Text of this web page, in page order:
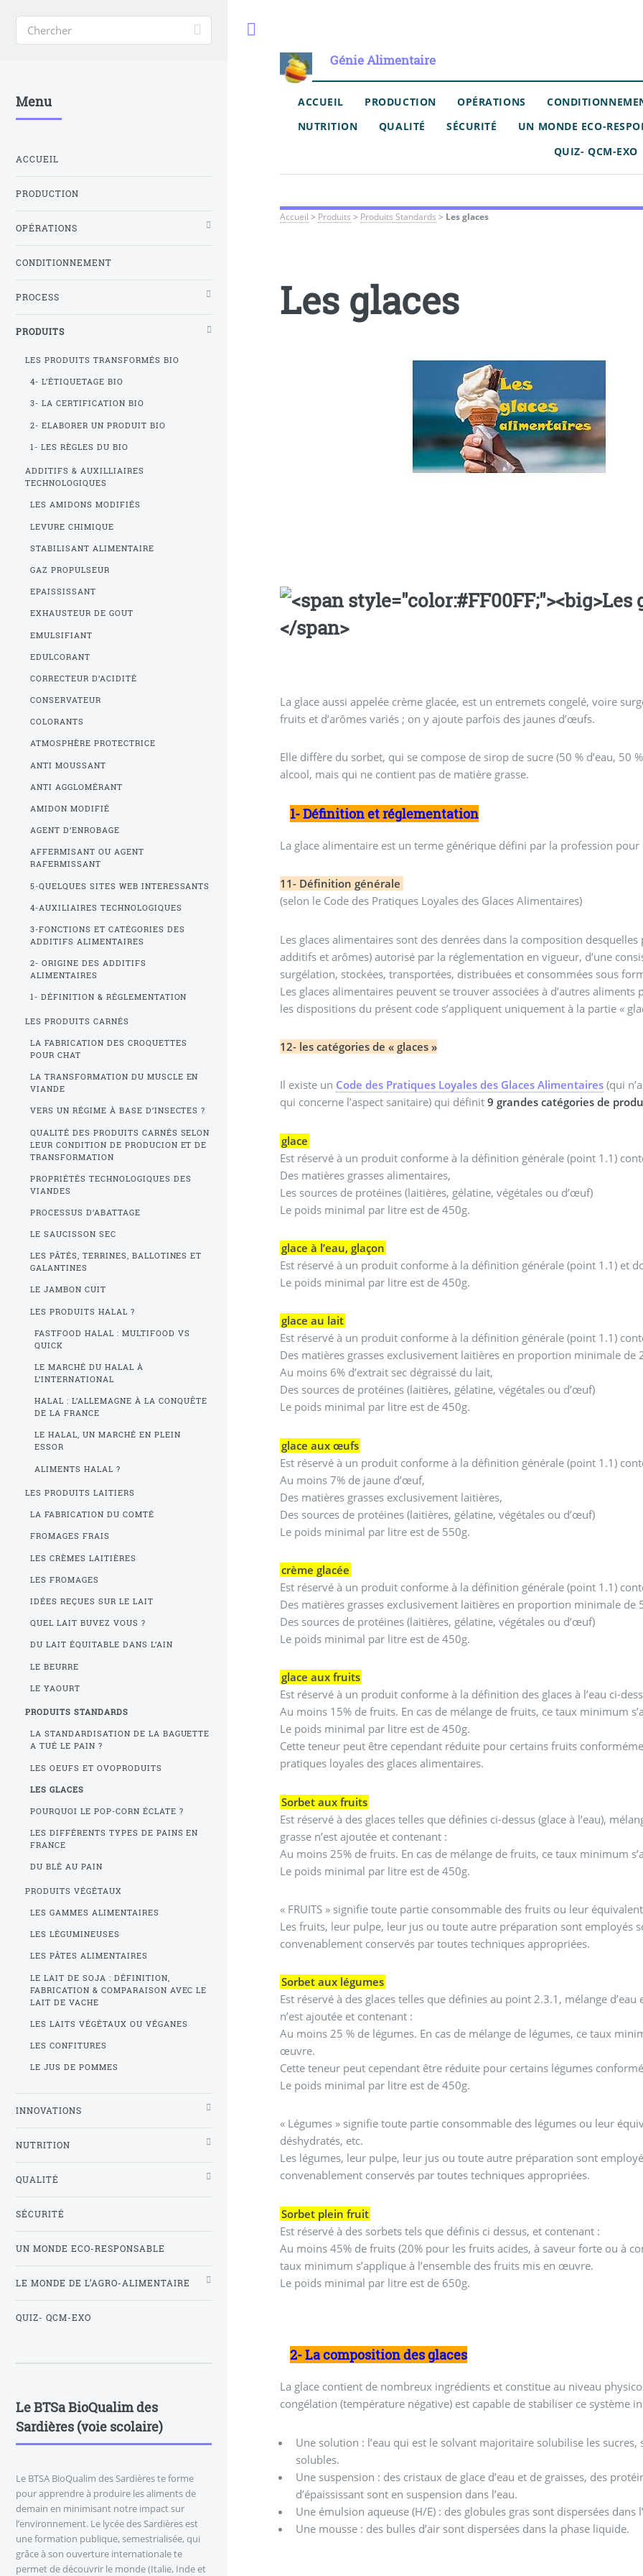
Génie Alimentaire
ACCUEIL PRODUCTION OPÉRATIONS
NUTRITION
QUALITÉ SÉCURITÉ UN MONDE ECO-
QUIZ- QCM-EXO
Accueil > Produits > Produits Standards > Les glaces
Les glaces
La glace aussi appelée crème glacée, est un entremets congelé, voire surgelé,
fruits et d’arômes variés ; on y ajoute parfois des jaunes d’œufs.
Elle diffère du sorbet, qui se compose de sirop de sucre (50 % d’eau, 50
alcool, mais qui ne contient pas de matière grasse.
1- Définition et réglementation
La glace alimentaire est un terme générique défini par la profession pour
11- Définition générale
(selon le Code des Pratiques Loyales des Glaces Alimentaires)
Les glaces alimentaires sont des denrées dans la composition
additifs et arômes) autorisé par la réglementation en vigueur, d’une
surgélation, stockées, transportées, distribuées et consommées sous
Les glaces alimentaires peuvent se trouver associées à d’autres
les dispositions du présent code s’appliquent uniquement à la partie «
12- les catégories de « glaces »
Il existe un Code des Pratiques Loyales des Glaces Alimentaires (qui
qui concerne l’aspect sanitaire) qui définit9 grandes catégories de
glace
Est réservé à un produit conforme à la définition générale (point 1.1)
Des matières grasses alimentaires,
Les sources de protéines (laitières, gélatine, végétales ou d’œuf)
Le poids minimal par litre est de 450g.
glace à l’eau, glaçon
Est réservé à un produit conforme à la définition générale (point 1.1) et
Le poids minimal par litre est de 450g.
glace au lait
Est réservé à un produit conforme à la définition générale (point 1.1)
Des matières grasses exclusivement laitières en proportion minimale de
Au moins 6% d’extrait sec dégraissé du lait,
Des sources de protéines (laitières, gélatine, végétales ou d’œuf)
Le poids minimal par litre est de 450g.
glace aux œufs
Est réservé à un produit conforme à la définition générale (point 1.1)
Au moins 7% de jaune d’œuf,
Des matières grasses exclusivement laitières,
Des sources de protéines (laitières, gélatine, végétales ou d’œuf)
Le poids minimal par litre est de 550g.
crème glacée
Est réservé à un produit conforme à la définition générale (point 1.1)
Des matières grasses exclusivement laitières en proportion minimale de
Des sources de protéines (laitières, gélatine, végétales ou d’œuf)
Le poids minimal par litre est de 450g.
glace aux fruits
Est réservé à un produit conforme à la définition des glaces à l’eau ci-
Au moins 15% de fruits. En cas de mélange de fruits, ce taux minimum
Le poids minimal par litre est de 450g.
Cette teneur peut être cependant réduite pour certains fruits
pratiques loyales des glaces alimentaires.
Sorbet aux fruits
Est réservé à des glaces telles que définies ci-dessus (glace à l’eau),
grasse n’est ajoutée et contenant :
Au moins 25% de fruits. En cas de mélange de fruits, ce taux minimum
Le poids minimal par litre est de 450g.
« FRUITS » signifie toute partie consommable des fruits ou leur
Les fruits, leur pulpe, leur jus ou toute autre préparation sont employés
convenablement conservés par toutes techniques appropriées.
Sorbet aux légumes
Est réservé à des glaces telles que définies au point 2.3.1, mélange
n’est ajoutée et contenant :
Au moins 25 % de légumes. En cas de mélange de légumes, ce taux
œuvre.
Cette teneur peut cependant être réduite pour certains légumes
Le poids minimal par litre est de 450g.
« Légumes » signifie toute partie consommable des légumes ou leur
déshydratés, etc.
Les légumes, leur pulpe, leur jus ou toute autre préparation sont
convenablement conservés par toutes techniques appropriées.
Sorbet plein fruit
Est réservé à des sorbets tels que définis ci dessus, et contenant :
Au moins 45% de fruits (20% pour les fruits acides, à saveur forte ou à
taux minimum s’applique à l’ensemble des fruits mis en œuvre.
Le poids minimal par litre est de 650g.
2- La composition des glaces
La glace contient de nombreux ingrédients et constitue au niveau
congélation (température négative) est capable de stabiliser ce système
Une solution : l’eau qui est le solvant majoritaire solubilise les
solubles.
Une suspension : des cristaux de glace d’eau et de graisses, des
d’épaississant sont en suspension dans l’eau.
Une émulsion aqueuse (H/E) : des globules gras sont dispersées dans
Une mousse : des bulles d’air sont dispersées dans la phase liquide.
Menu
ACCUEIL
PRODUCTION
OPÉRATIONS
CONDITIONNEMENT
PROCESS
PRODUITS
LES PRODUITS TRANSFORMÉS BIO
4- L’ÉTIQUETAGE BIO
3- LA CERTIFICATION BIO
2- ELABORER UN PRODUIT BIO
1- LES RÈGLES DU BIO
ADDITIFS & AUXILLIAIRES
TECHNOLOGIQUES
LES AMIDONS MODIFIÉS
LEVURE CHIMIQUE
STABILISANT ALIMENTAIRE
GAZ PROPULSEUR
EPAISSISSANT
EXHAUSTEUR DE GOUT
EMULSIFIANT
EDULCORANT
CORRECTEUR D’ACIDITÉ
CONSERVATEUR
COLORANTS
ATMOSPHÈRE PROTECTRICE
ANTI MOUSSANT
ANTI AGGLOMÉRANT
AMIDON MODIFIÉ
AGENT D’ENROBAGE
AFFERMISANT OU AGENT
RAFERMISSANT
5-QUELQUES SITES WEB INTERESSANTS
4-AUXILIAIRES TECHNOLOGIQUES
3-FONCTIONS ET CATÉGORIES DES
ADDITIFS ALIMENTAIRES
2- ORIGINE DES ADDITIFS
ALIMENTAIRES
1- DÉFINITION & RÉGLEMENTATION
LES PRODUITS CARNÉS
LA FABRICATION DES CROQUETTES
POUR CHAT
LA TRANSFORMATION DU MUSCLE EN
VIANDE
VERS UN RÉGIME À BASE D’INSECTES ?
QUALITÉ DES PRODUITS CARNÉS SELON
LEUR CONDITION DE PRODUCION ET DE
TRANSFORMATION
PROPRIÉTÉS TECHNOLOGIQUES DES
VIANDES
PROCESSUS D’ABATTAGE
LE SAUCISSON SEC
LES PÂTÉS, TERRINES, BALLOTINES ET
GALANTINES
LE JAMBON CUIT
LES PRODUITS HALAL ?
FASTFOOD HALAL : MULTIFOOD VS
QUICK
LE MARCHÉ DU HALAL À
L’INTERNATIONAL
HALAL : L’ALLEMAGNE À LA CONQUÊTE
DE LA FRANCE
LE HALAL, UN MARCHÉ EN PLEIN
ESSOR
ALIMENTS HALAL ?
LES PRODUITS LAITIERS
LA FABRICATION DU COMTÉ
FROMAGES FRAIS
LES CRÈMES LAITIÈRES
LES FROMAGES
IDÉES REÇUES SUR LE LAIT
QUEL LAIT BUVEZ VOUS ?
DU LAIT ÉQUITABLE DANS L’AIN
LE BEURRE
LE YAOURT
PRODUITS STANDARDS
LA STANDARDISATION DE LA BAGUETTE
A TUÉ LE PAIN ?
LES OEUFS ET OVOPRODUITS
LES GLACES
POURQUOI LE POP-CORN ÉCLATE ?
LES DIFFÉRENTS TYPES DE PAINS EN
FRANCE
DU BLÉ AU PAIN
PRODUITS VÉGÉTAUX
LES GAMMES ALIMENTAIRES
LES LÉGUMINEUSES
LES PÂTES ALIMENTAIRES
LE LAIT DE SOJA : DÉFINITION,
FABRICATION & COMPARAISON AVEC LE
LAIT DE VACHE
LES LAITS VÉGÉTAUX OU VÉGANES
LES CONFITURES
LE JUS DE POMMES
INNOVATIONS
NUTRITION
QUALITÉ
SÉCURITÉ
UN MONDE ECO-RESPONSABLE
LE MONDE DE L’AGRO-ALIMENTAIRE
QUIZ- QCM-EXO
Le BTSa BioQualim des
Sardières (voie scolaire)
Le BTSA BioQualim des Sardières te forme
pour apprendre à produire les aliments de
demain en minimisant notre impact sur
l’environnement. Le lycée des Sardières est
une formation publique, semestrialisée, qui
grâce à son ouverture internationale te
permet de découvrir le monde (Italie, Inde et